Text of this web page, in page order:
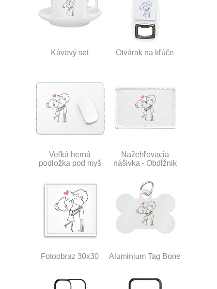
Kávový set Otvárak na kľúče
Veľká herná
podložka pod myš
Nažehľovacia
nášivka - Obdĺžnik
Fotoobraz 30x30 Aluminium Tag Bone